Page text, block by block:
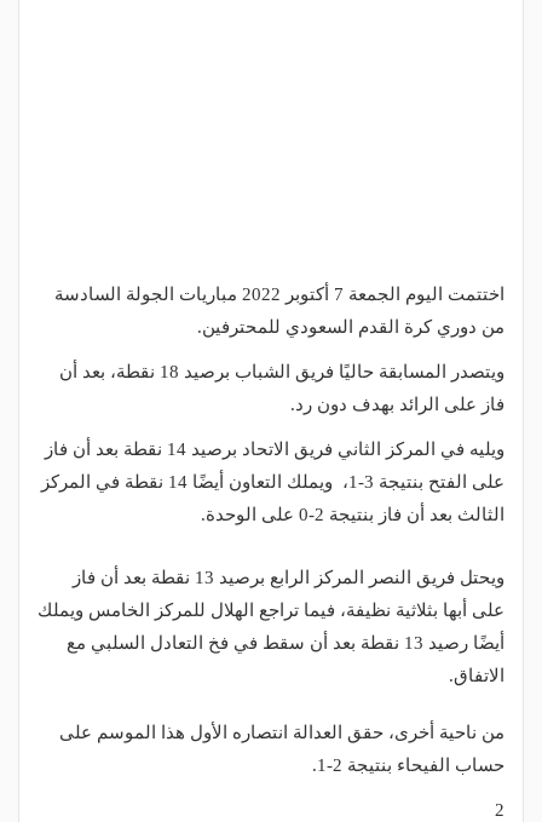
اختتمت اليوم الجمعة 7 أكتوبر 2022 مباريات الجولة السادسة
من دوري كرة القدم السعودي للمحترفين.
ويتصدر المسابقة حاليًا فريق الشباب برصيد 18 نقطة، بعد أن
فاز على الرائد بهدف دون رد.
ويليه في المركز الثاني فريق الاتحاد برصيد 14 نقطة بعد أن فاز
على الفتح بنتيجة 3-1، ويملك التعاون أيضًا 14 نقطة في المركز
الثالث بعد أن فاز بنتيجة 2-0 على الوحدة.
ويحتل فريق النصر المركز الرابع برصيد 13 نقطة بعد أن فاز
على أبها بثلاثية نظيفة، فيما تراجع الهلال للمركز الخامس ويملك
أيضًا رصيد 13 نقطة بعد أن سقط في فخ التعادل السلبي مع
الاتفاق.
من ناحية أخرى، حقق العدالة انتصاره الأول هذا الموسم على
حساب الفيحاء بنتيجة 2-1.
2